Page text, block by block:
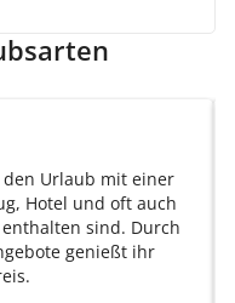
Urlaub mit einer
Hotel und oft auch
sind. Durch
genießt ihr